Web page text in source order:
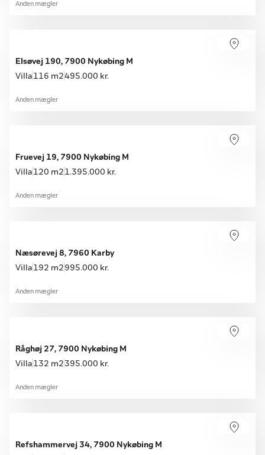
Anden mægler
Elsøvej 190, 7900 Nykøbing M
Villa 116 m2495.000 kr.
Anden mægler
Fruevej 19, 7900 Nykøbing M
Villa 120 m2 1.395.000 kr.
Anden mægler
Næsørevej 8, 7960 Karby
Villa 192 m2 995.000 kr.
Anden mægler
Råghøj 27, 7900 Nykøbing M
Villa 132 m2 395.000 kr.
Anden mægler
Refshammervej 34, 7900 Nykøbing M